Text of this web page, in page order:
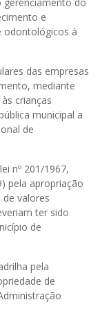
e
odontológicos à
das empresas
mediante
crianças
municipal a
de
nº 201/1967,
pela apropriação
valores
ter sido
de
pela
de